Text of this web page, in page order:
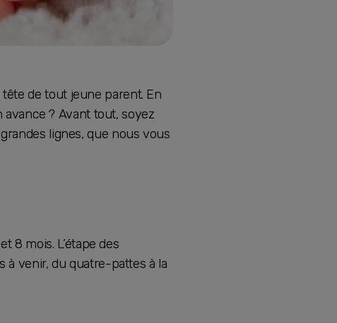
de tout jeune parent. En
? Avant tout, soyez
lignes, que nous vous
8 mois. L’étape des
à venir, du quatre-pattes à la